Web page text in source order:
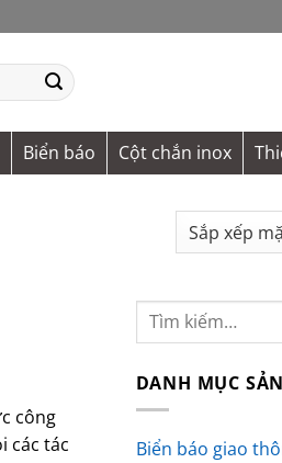
Biển báo Cột chắn inox
công
các tác
DANH MỤC
Biển báo giao